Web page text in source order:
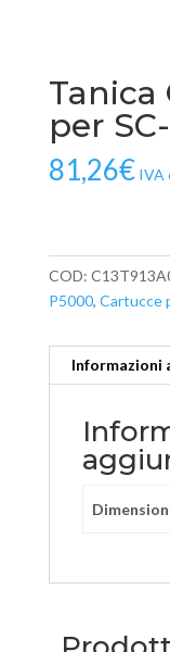
Tanica
per
81,26€ IVA
COD:
P5000, Cartucce
Informazioni